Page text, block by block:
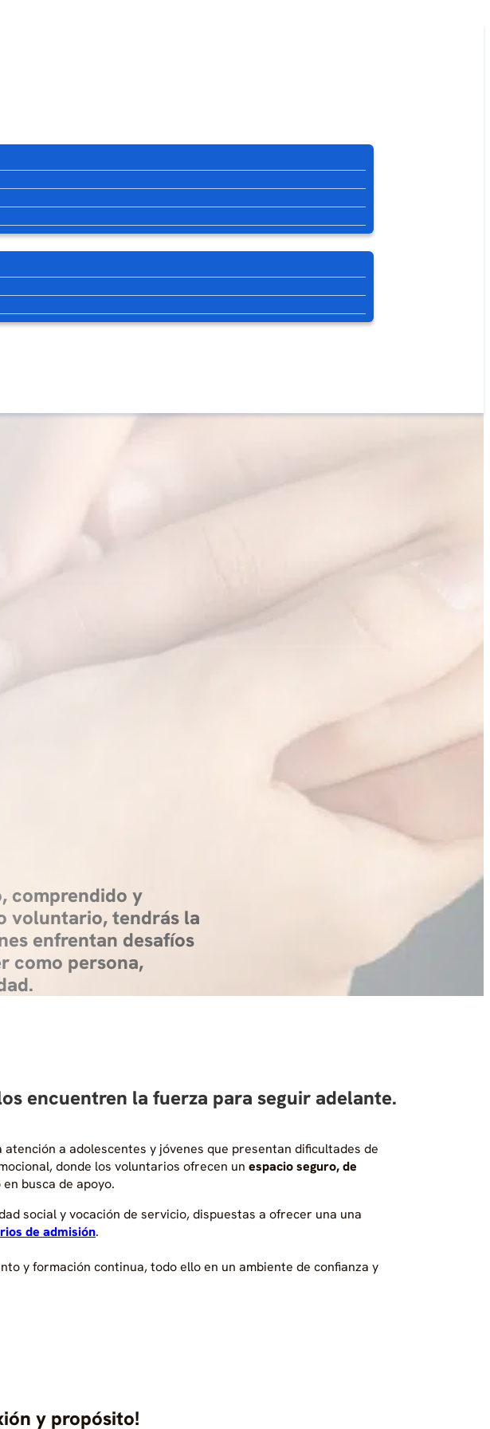
comprendido y
voluntario, tendrás la
enfrentan desafíos
como persona,
encuentren la fuerza para seguir adelante.
a adolescentes y jóvenes que presentan dificultades de
donde los voluntarios ofrecen un espacio seguro, de
busca de apoyo.
social y vocación de servicio, dispuestas a ofrecer una una
de admisión.
y formación continua, todo ello en un ambiente de confianza y
y propósito!